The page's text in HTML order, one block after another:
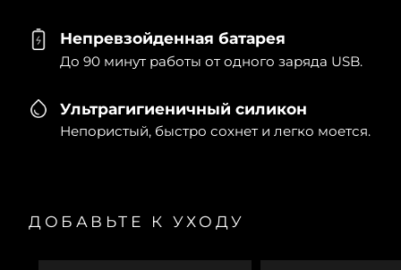
Непревзойденная батарея
До 90 минут работы от одного заряда USB.
Ультрагигиеничный силикон
Непористый, быстро сохнет и легко моется.
ДОБАВЬТЕ К УХОДУ